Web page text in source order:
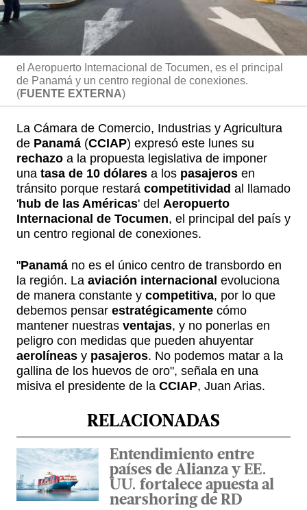
el Aeropuerto Internacional de Tocumen, es el principal
de Panamá y un centro regional de conexiones.
(FUENTE EXTERNA)
La Cámara de Comercio, Industrias y Agricultura
de Panamá (CCIAP) expresó este lunes su
rechazo a la propuesta legislativa de imponer
una tasa de 10 dólares a los pasajeros en
tránsito porque restará competitividad al llamado
'hub de las Américas' del Aeropuerto
Internacional de Tocumen, el principal del país y
un centro regional de conexiones.
"Panamá no es el único centro de transbordo en
la región. La aviación internacional evoluciona
de manera constante y competitiva, por lo que
debemos pensar estratégicamente cómo
mantener nuestras ventajas, y no ponerlas en
peligro con medidas que pueden ahuyentar
aerolíneas y pasajeros. No podemos matar a la
gallina de los huevos de oro", señala en una
misiva el presidente de la CCIAP, Juan Arias.
RELACIONADAS
Entendimiento entre
países de Alianza y EE.
UU. fortalece apuesta al
nearshoring de RD